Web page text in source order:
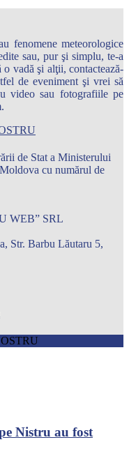
fenomene meteorologice
sau, pur şi simplu, te-a
vadă şi alţii, contactează-
de eveniment şi vrei să
video sau fotografiile pe
de Stat a Ministerului
cu numărul de
WEB” SRL
Str. Barbu Lăutaru 5,
Nistru au fost